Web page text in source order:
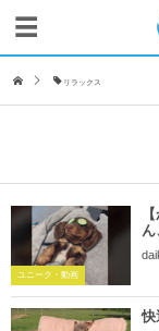
リラックス
ユニーク・動画
快